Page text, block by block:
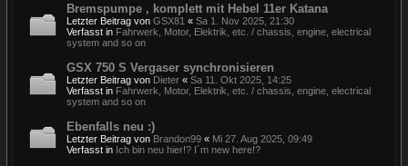
Bremspumpe , komplett mit Hebel 11er Katana
Letzter Beitrag von GSX81 « Sa 1. Nov 2025, 21:30
Verfasst in Fahrwerk, Motor, Elektrik, etc. / chassis, engine, electrical
system and so on
GSX 750 S Vergaser synchronisieren
Letzter Beitrag von Dieter « Sa 11. Okt 2025, 14:25
Verfasst in Fahrwerk, Motor, Elektrik, etc. / chassis, engine, electrical
system and so on
Ebenfalls neu :)
Letzter Beitrag von Brandon99 « Mi 27. Aug 2025, 09:49
Verfasst in Ich bin neu hier!? I´m new here!?